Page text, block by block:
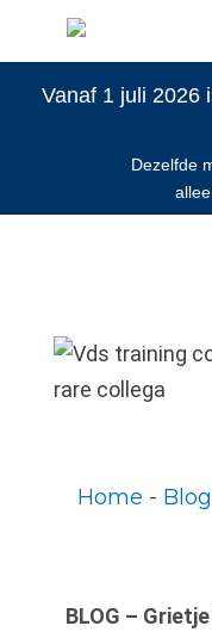
Vanaf 1 juli 2026
Dezelfde
Home -
BLOG –